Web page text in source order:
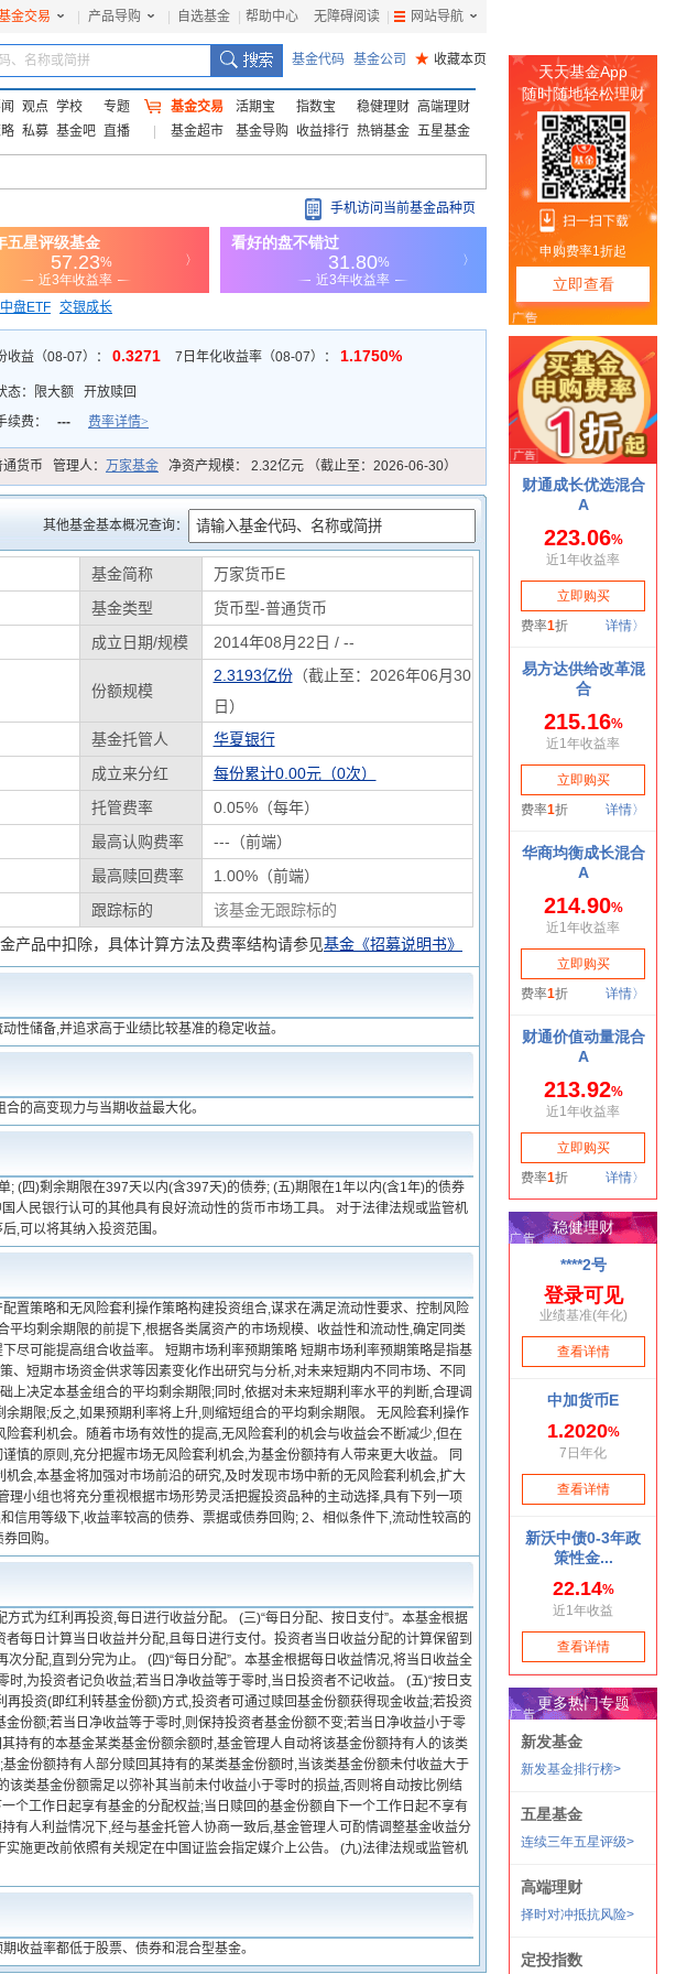
金交易 产品导购 自选基金 帮助中心 无障碍阅读 网站导航
、名称或简拼 基金代码 基金公司 ★ 收藏本页
观点 学校
专题
私募 基金吧 直播
基金交易 活期宝 指数宝 稳健理财 高端理财
基金超市
基金导购 收益排行 热销基金 五星基金
手机访问当前基金品种页
盘ETF 交银成长
收益（08-07）： 0.3271 7日年化收益率（08-07）： 1.1750%
态： 限大额
开放赎回
续费：
--- 费率详情>
货币 管理人： 万家基金 净资产规模： 2.32亿元 （截止至：2026-06-30）
其他基金基本概况查询：
基金简称
万家货币E
基金类型
货币型-普通货币
成立日期/规模 2014年08月22日 / --
份额规模
2.3193亿份（截止至：2026年06月30
日）
基金托管人
华夏银行
成立来分红
每份累计0.00元（0次）
托管费率
0.05%（每年）
最高认购费率
---（前端）
最高赎回费率
1.00%（前端）
跟踪标的
该基金无跟踪标的
产品中扣除，具体计算方法及费率结构请参见基金《招募说明书》
性储备,并追求高于业绩比较基准的稳定收益。
的高变现力与当期收益最大化。
(四)剩余期限在397天以内(含397天)的债券; (五)期限在1年以内(含1年)的债券
人民银行认可的其他具有良好流动性的货币市场工具。 对于法律法规或监管机
,可以将其纳入投资范围。
置策略和无风险套利操作策略构建投资组合,谋求在满足流动性要求、控制风险
均剩余期限的前提下,根据各类属资产的市场规模、收益性和流动性,确定同类
尽可能提高组合收益率。 短期市场利率预期策略 短期市场利率预期策略是指基
短期市场资金供求等因素变化作出研究与分析,对未来短期内不同市场、不同
上决定本基金组合的平均剩余期限;同时,依据对未来短期利率水平的判断,合理调
期限;反之,如果预期利率将上升,则缩短组合的平均剩余期限。 无风险套利操作
套利机会。随着市场有效性的提高,无风险套利的机会与收益会不断减少,但在
慎的原则,充分把握市场无风险套利机会,为基金份额持有人带来更大收益。 同
会,本基金将加强对市场前沿的研究,及时发现市场中新的无风险套利机会,扩大
小组也将充分重视根据市场形势灵活把握投资品种的主动选择,具有下列一项
信用等级下,收益率较高的债券、票据或债券回购; 2、相似条件下,流动性较高的
回购。
式为红利再投资,每日进行收益分配。 (三)“每日分配、按日支付”。本基金根据
每日计算当日收益并分配,且每日进行支付。投资者当日收益分配的计算保留到
分配,直到分完为止。 (四)“每日分配”。本基金根据每日收益情况,将当日收益全
,为投资者记负收益;若当日净收益等于零时,当日投资者不记收益。 (五)“按日支
投资(即红利转基金份额)方式,投资者可通过赎回基金份额获得现金收益;若投资
份额;若当日净收益等于零时,则保持投资者基金份额不变;若当日净收益小于零
持有的本基金某类基金份额余额时,基金管理人自动将该基金份额持有人的该类
金份额持有人部分赎回其持有的某类基金份额时,当该类基金份额未付收益大于
类基金份额需足以弥补其当前未付收益小于零时的损益,否则将自动按比例结
个工作日起享有基金的分配权益;当日赎回的基金份额自下一个工作日起不享有
有人利益情况下,经与基金托管人协商一致后,基金管理人可酌情调整基金收益分
施更改前依照有关规定在中国证监会指定媒介上公告。 (九)法律法规或监管机
收益率都低于股票、债券和混合型基金。